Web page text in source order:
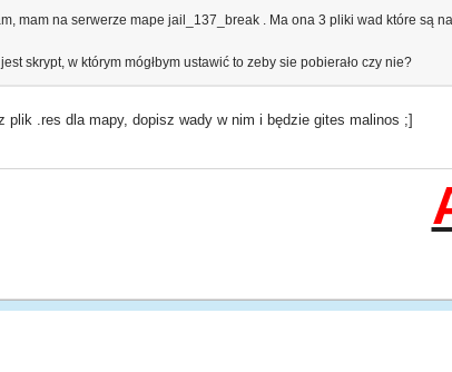
mam na serwerze mape jail_137_break . Ma ona 3 pliki wad które są
skrypt, w którym mógłbym ustawić to zeby sie pobierało czy nie?
plik .res dla mapy, dopisz wady w nim i będzie gites malinos ;]